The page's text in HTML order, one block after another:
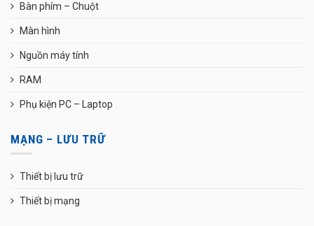
Bàn phím – Chuột
Màn hình
Nguồn máy tính
RAM
Phụ kiện PC – Laptop
MẠNG – LƯU TRỮ
Thiết bị lưu trữ
Thiết bị mạng